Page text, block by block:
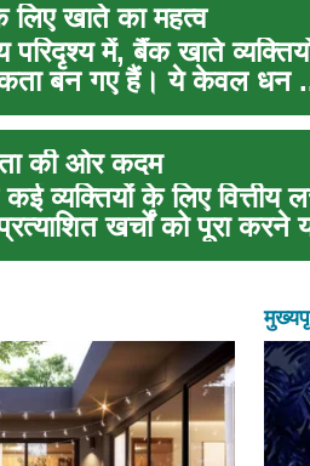
के लिए खाते का महत्व
परिदृश्य में, बैंक खाते
बन गए हैं। ये केवल धन
की ओर कदम
व्यक्तियों के लिए
खर्चों को पूरा करने